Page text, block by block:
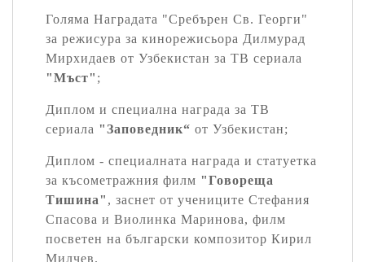
Голяма Наградата "Сребърен Св. Георги"
за режисура за кинорежисьора Дилмурад
Мирхидаев от Узбекистан за ТВ сериала
"Мъст" ;
Диплом и специална награда за ТВ
сериала "Заповедник“ от Узбекистан;
Диплом - специалната награда и статуетка
за късометражния филм "Говореща
Тишина" , заснет от учениците Стефания
Спасова и Виолинка Маринова, филм
посветен на български композитор Кирил
Милчев.